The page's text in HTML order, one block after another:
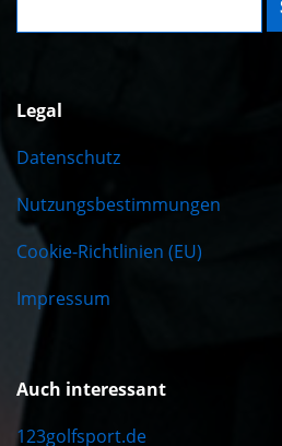
Legal
Datenschutz
Nutzungsbestimmungen
Cookie-Richtlinien (EU)
Impressum
Auch interessant
123golfsport.de